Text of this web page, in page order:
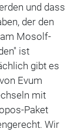
und dass
der den
Mosolf-
ist
gibt es
Evum
mit
Paket
Wir